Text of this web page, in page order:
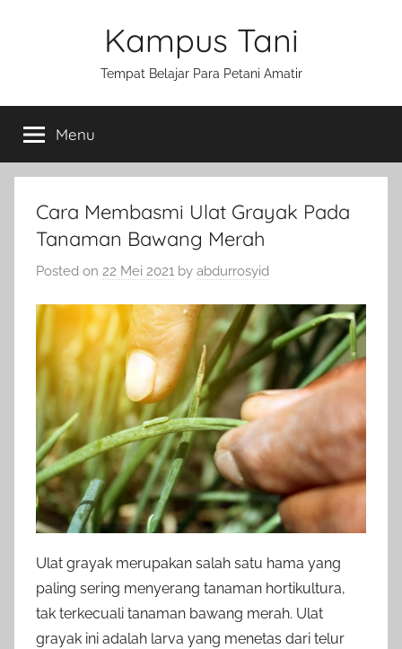
Kampus Tani
Tempat Belajar Para Petani Amatir
Menu
Cara Membasmi Ulat Grayak Pada
Tanaman Bawang Merah
Posted on 22 Mei 2021 by abdurrosyid
Ulat grayak merupakan salah satu hama yang
paling sering menyerang tanaman hortikultura,
tak terkecuali tanaman bawang merah. Ulat
grayak ini adalah larva yang menetas dari telur